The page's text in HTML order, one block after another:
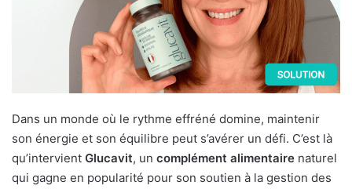
Dans un monde où le rythme effréné domine, maintenir
son énergie et son équilibre peut s’avérer un défi. C’est là
qu’intervient Glucavit, un complément alimentaire naturel
qui gagne en popularité pour son soutien à la gestion des